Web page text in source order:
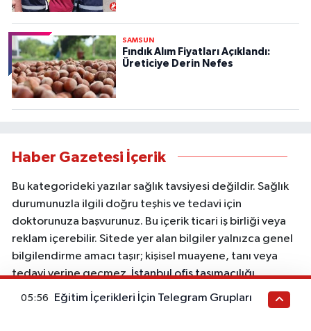
SAMSUN
Fındık Alım Fiyatları Açıklandı:
Üreticiye Derin Nefes
Haber Gazetesi İçerik
Bu kategorideki yazılar sağlık tavsiyesi değildir. Sağlık
durumunuzla ilgili doğru teşhis ve tedavi için
doktorunuza başvurunuz. Bu içerik ticari iş birliği veya
reklam içerebilir. Sitede yer alan bilgiler yalnızca genel
bilgilendirme amacı taşır; kişisel muayene, tanı veya
tedavi yerine geçmez.İstanbul ofis taşımacılığı
05:56 Eğitim İçerikleri İçin Telegram Grupları